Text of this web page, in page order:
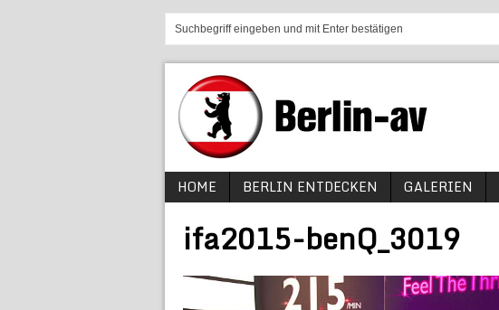
HOME BERLIN ENTDECKEN GALERIEN
ifa2015-benQ_3019